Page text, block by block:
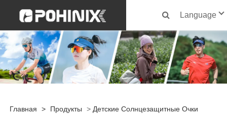
Language
Главная > Продукты > Детские Солнцезащитные Очки